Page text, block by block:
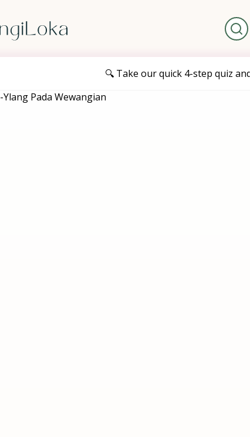
🔍 Take our quick 4-step quiz